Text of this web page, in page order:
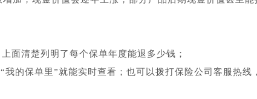
面清楚列明了每个保单年度能退多少钱；
的保单里”就能实时查看；也可以拨打保险公司客服热线，